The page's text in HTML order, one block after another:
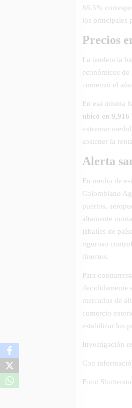
88.5%
los principales
Precios
La tendencia
económicos
comenzó el
En esa misma
ubicó en 9,916
extremar
sostener la
Alerta
En medio de
Colombiano
puertos,
altamente
jabalíes de
riguroso
directos.
Para
decididamente
mercados de
comercio
estabilizar los
Investigación
Con
Foto: